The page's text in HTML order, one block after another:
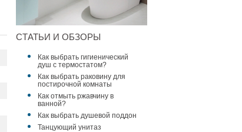
СТАТЬИ И ОБЗОРЫ
Как выбрать гигиенический
душ с термостатом?
Как выбрать раковину для
постирочной комнаты
Как отмыть ржавчину в
ванной?
Как выбрать душевой поддон
Танцующий унитаз